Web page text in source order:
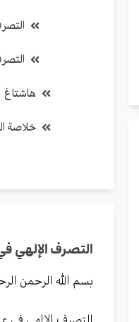
هاشتاغ
خلاصة
التصرف الإلهي
بسم الله الرحمن